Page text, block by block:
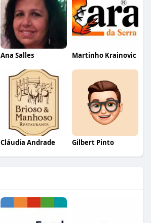
Ana Salles Martinho Krainovic
Cláudia Andrade Gilbert Pinto